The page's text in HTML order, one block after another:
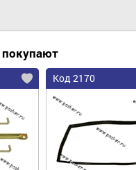
Код 2170